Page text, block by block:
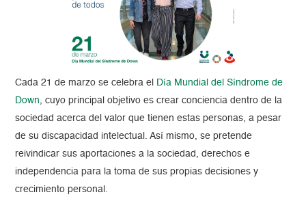
Cada 21 de marzo se celebra el
Día Mundial del Síndrome de
Down, cuyo principal objetivo es crear conciencia dentro de la
sociedad acerca del valor que tienen estas personas, a pesar
de su discapacidad intelectual. Así mismo, se pretende
reivindicar sus aportaciones a la sociedad, derechos e
independencia para la toma de sus propias decisiones y
crecimiento personal.